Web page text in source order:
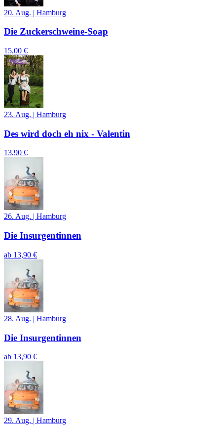
20. Aug. | Hamburg
Die Zuckerschweine-Soap
15,00 €
23. Aug. | Hamburg
Des wird doch eh nix - Valentin
13,90 €
26. Aug. | Hamburg
Die Insurgentinnen
ab 13,90 €
28. Aug. | Hamburg
Die Insurgentinnen
ab 13,90 €
29. Aug. | Hamburg